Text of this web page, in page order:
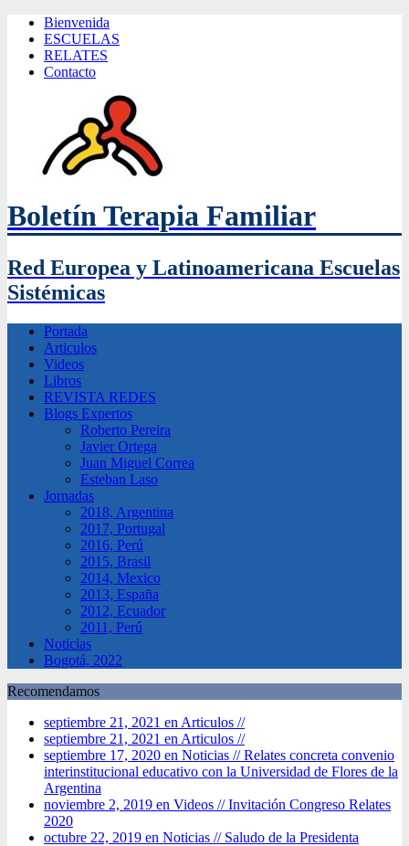
Bienvenida
ESCUELAS
RELATES
Contacto
Boletín Terapia Familiar
Red Europea y Latinoamericana Escuelas
Sistémicas
Portada
Articulos
Videos
Libros
REVISTA REDES
Blogs Expertos
Roberto Pereira
Javier Ortega
Juan Miguel Correa
Esteban Laso
Jornadas
2018, Argentina
2017, Portugal
2016, Perú
2015, Brasil
2014, Mexico
2013, España
2012, Ecuador
2011, Perú
Noticias
Bogotá, 2022
Recomendamos
septiembre 21, 2021 en Articulos //
septiembre 21, 2021 en Articulos //
septiembre 17, 2020 en Noticias //Relates concreta convenio
interinstitucional educativo con la Universidad de Flores de la
Argentina
noviembre 2, 2019 en Videos //Invitación Congreso Relates
2020
octubre 22, 2019 en Noticias // Saludo de la Presidenta